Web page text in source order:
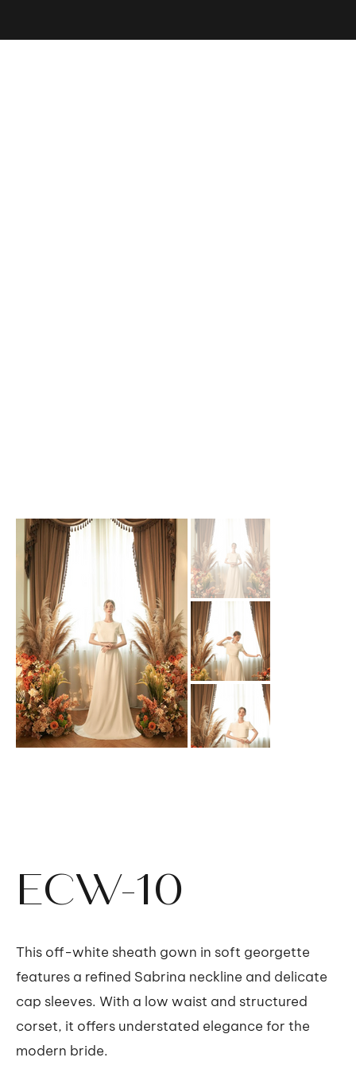
ECW-10
This off-white sheath gown in soft georgette
features a refined Sabrina neckline and delicate
cap sleeves. With a low waist and structured
corset, it offers understated elegance for the
modern bride.